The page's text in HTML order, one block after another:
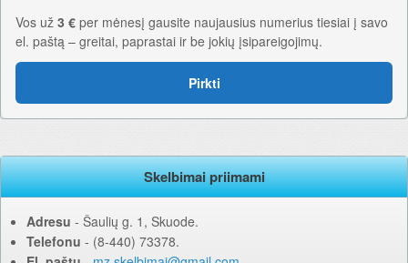
Vos už 3 € per mėnesį gausite naujausius numerius tiesiai į savo
el. paštą – greitai, paprastai ir be jokių įsipareigojimų.
Pirkti
Skelbimai priimami
Adresu ‐ Šaulių g. 1, Skuode.
Telefonu ‐ (8-440) 73378.